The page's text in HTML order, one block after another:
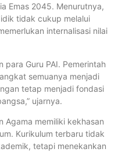
Emas 2045. Menurutnya,
tidak cukup melalui
internalisasi nilai
para Guru PAI. Pemerintah
semuanya menjadi
tetap menjadi fondasi
ujarnya.
Agama memiliki kekhasan
Kurikulum terbaru tidak
tetapi menekankan